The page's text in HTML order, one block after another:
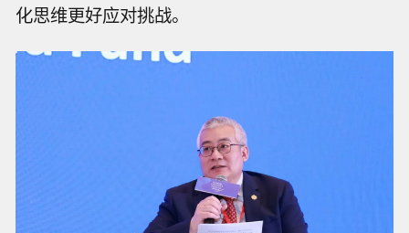
化思维更好应对挑战。